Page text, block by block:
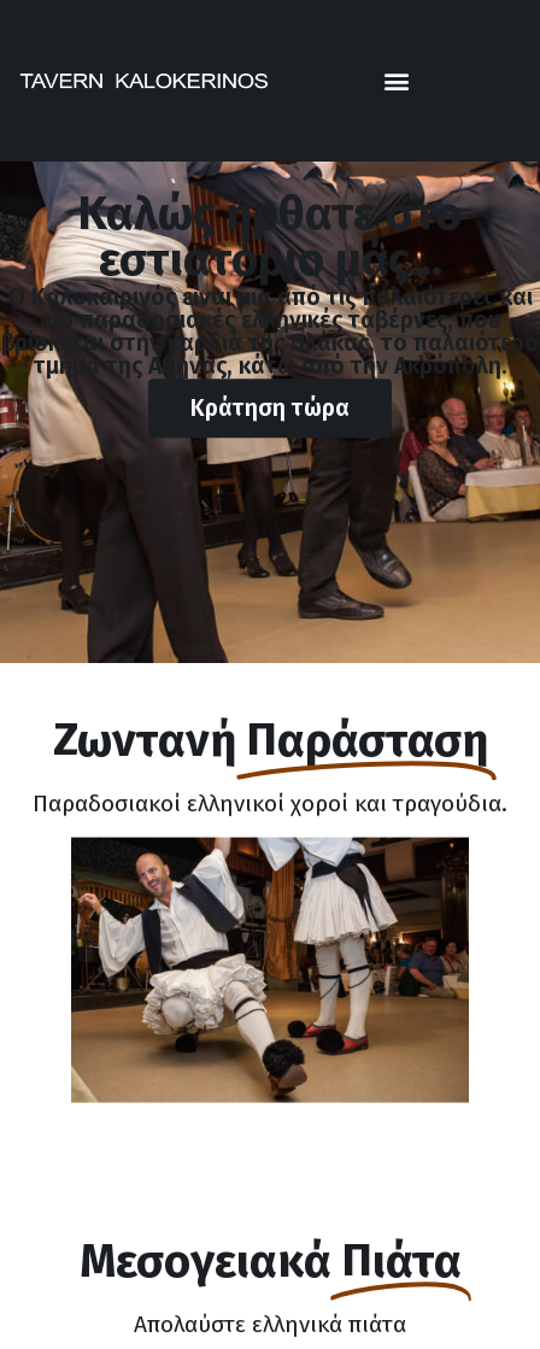
Καλώς ήρθατε στο
εστιατόριο μάς...
Ο Καλοκαιρινός είναι μια από τις παλαιότερες και
πιο παραδοσιακές ελληνικές ταβέρνες, που
βρίσκεται στην καρδιά της Πλάκας, το παλαιότερο
τμήμα της Αθήνας, κάτω από την Ακρόπολη.
Κράτηση τώρα
Ζωντανή Παράσταση
Παραδοσιακοί ελληνικοί χοροί και τραγούδια.
Μεσογειακά Πιάτα
Απολαύστε ελληνικά πιάτα